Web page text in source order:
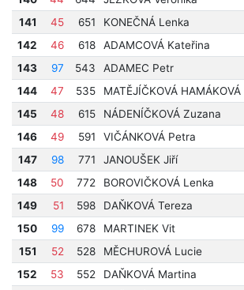
141
45 651 KONEČNÁ Lenka
142
46 618 ADAMCOVÁ Kateřina
143
97 543 ADAMEC Petr
144
47 535 MATĚJÍČKOVÁ
145
48 615 NÁDENÍČKOVÁ Zuzana
146
49 591 VIČÁNKOVÁ Petra
147
98 771 JANOUŠEK Jiří
148
50 772 BOROVIČKOVÁ Lenka
149
51 598 DAŇKOVÁ Tereza
150
99 678 MARTINEK Vit
151
52 528 MĚCHUROVÁ Lucie
152
53 552 DAŇKOVÁ Martina